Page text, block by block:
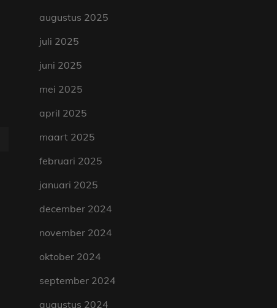
augustus 2025
juli 2025
juni 2025
mei 2025
april 2025
maart 2025
februari 2025
januari 2025
december 2024
november 2024
oktober 2024
september 2024
augustus 2024